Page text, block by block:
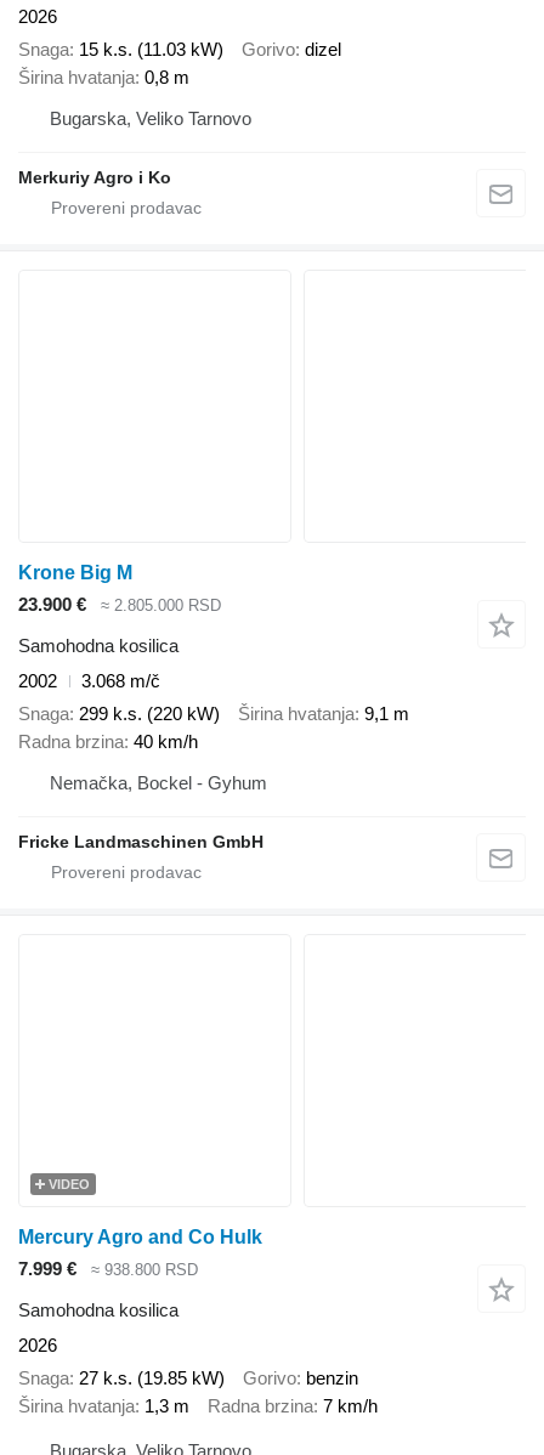
2026
Snaga 15 k.s. (11.03 kW) Gorivo dizel
Širina hvatanja 0,8 m
Bugarska, Veliko Tarnovo
Merkuriy Agro i Ko
Krone Big M
23.900 €
≈ 2.805.000 RSD
Samohodna kosilica
2002
3.068 m/č
Snaga 299 k.s. (220 kW) Širina hvatanja 9,1 m
Radna brzina 40 km/h
Nemačka, Bockel - Gyhum
Fricke Landmaschinen GmbH
VIDEO
Mercury Agro and Co Hulk
7.999 €
≈ 938.800 RSD
Samohodna kosilica
2026
Snaga 27 k.s. (19.85 kW) Gorivo benzin
Širina hvatanja 1,3 m Radna brzina 7 km/h